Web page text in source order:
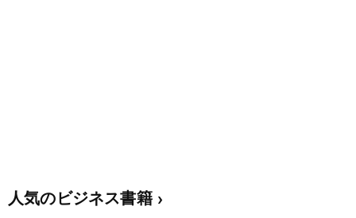
人気のビジネス書籍